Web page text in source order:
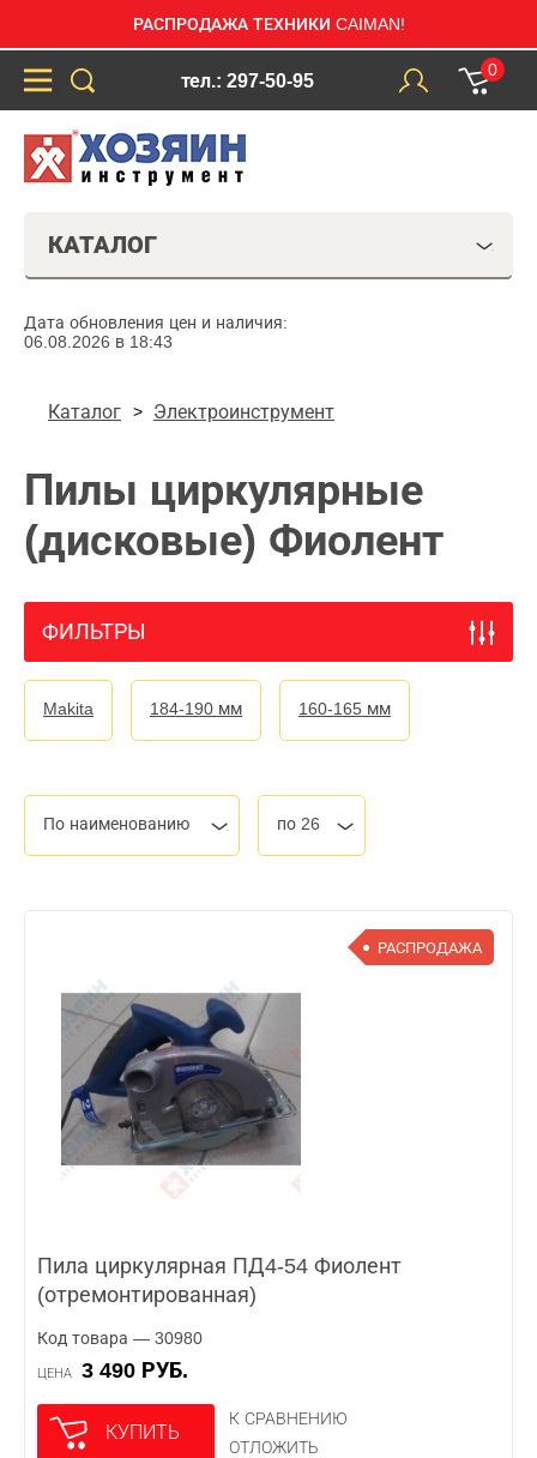
РАСПРОДАЖА ТЕХНИКИ CAIMAN!
тел.: 297-50-95
0
КАТАЛОГ
Дата обновления цен и наличия:
06.08.2026 в 18:43
Каталог Электроинструмент
Пилы циркулярные
(дисковые) Фиолент
ФИЛЬТРЫ
Makita 184-190 мм 160-165 мм
По наименованию по 26
РАСПРОДАЖА
Пила циркулярная ПД4-54 Фиолент
(отремонтированная)
Код товара — 30980
ЦЕНА 3 490 РУБ.
КУПИТЬ
К СРАВНЕНИЮ
ОТЛОЖИТЬ